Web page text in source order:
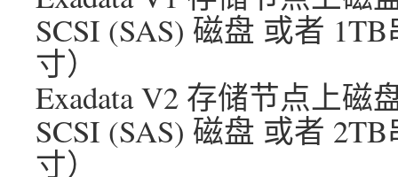
SCSI (SAS) 磁盘 或者
寸）
Exadata V2 存储节点上磁
SCSI (SAS) 磁盘 或者
寸）